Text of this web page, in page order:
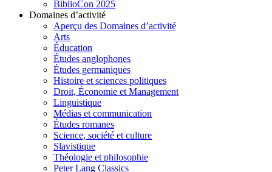
BiblioCon 2025
Domaines d’activité
Aperçu des Domaines d’activité
Arts
Éducation
Études anglophones
Études germaniques
Histoire et sciences politiques
Droit, Économie et Management
Linguistique
Médias et communication
Études romanes
Science, société et culture
Slavistique
Théologie et philosophie
Peter Lang Classics